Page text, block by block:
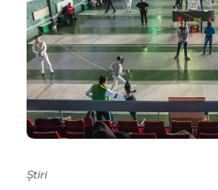
Știri